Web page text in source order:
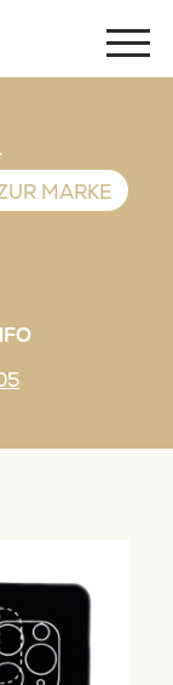
MARKE